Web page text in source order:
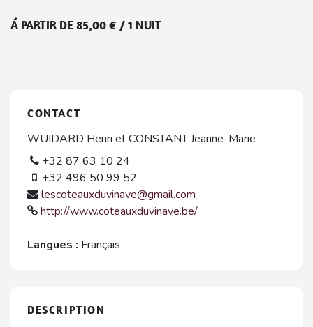
Á PARTIR DE85,00€ /1 NUIT
CONTACT
WUIDARD Henri et CONSTANT Jeanne-Marie
+32 87 63 10 24
+32 496 50 99 52
lescoteauxduvinave@gmail.com
http://www.coteauxduvinave.be/
Langues : Français
DESCRIPTION